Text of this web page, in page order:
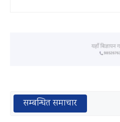
सम्बन्धित समाचार